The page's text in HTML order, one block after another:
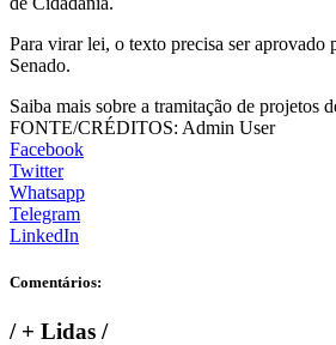
Para virar lei, o texto precisa ser aprovado
Senado.
Saiba mais sobre a tramitação de projetos
FONTE/CRÉDITOS: Admin User
Facebook
Twitter
Whatsapp
Telegram
LinkedIn
Comentários:
/+ Lidas /